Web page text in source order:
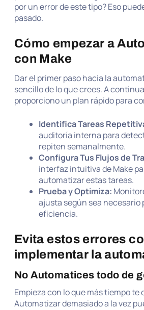
por un error de este tipo? Eso
pasado.
Cómo empezar a
con Make
Dar el primer paso hacia la
sencillo de lo que crees. A
proporciono un plan rápido para
Identifica Tareas
auditoría interna para
repiten semanalmente.
Configura Tus Flujos de
interfaz intuitiva de Make
automatizar estas tareas.
Prueba y Optimiza:
ajusta según sea necesario
eficiencia.
Evita estos errores
implementar la
No Automatices todo de
Empieza con lo que más tiempo te
Automatizar demasiado a la vez